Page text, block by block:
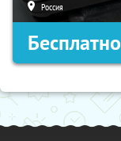
Россия
Бесплатно